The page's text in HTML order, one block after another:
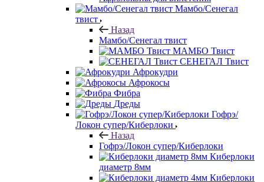
Мамбо/Сенегал
твист
Назад
Мамбо/Сенегал твист
МАМБО Твист
СЕНЕГАЛ Твист
Афрокудри
Афрокосы
Фибра
Дреды
Гофрэ/
Локон супер/Киберлоки
Назад
Гофрэ/Локон супер/Киберлоки
Киберлоки
диаметр 8мм
Киберлоки